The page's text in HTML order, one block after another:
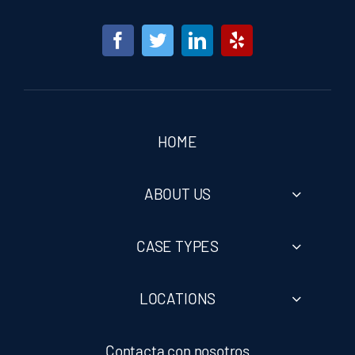
You Don’t Pay Unless You Win)
HOME
ABOUT US
CASE TYPES
LOCATIONS
Contacta con nosotros